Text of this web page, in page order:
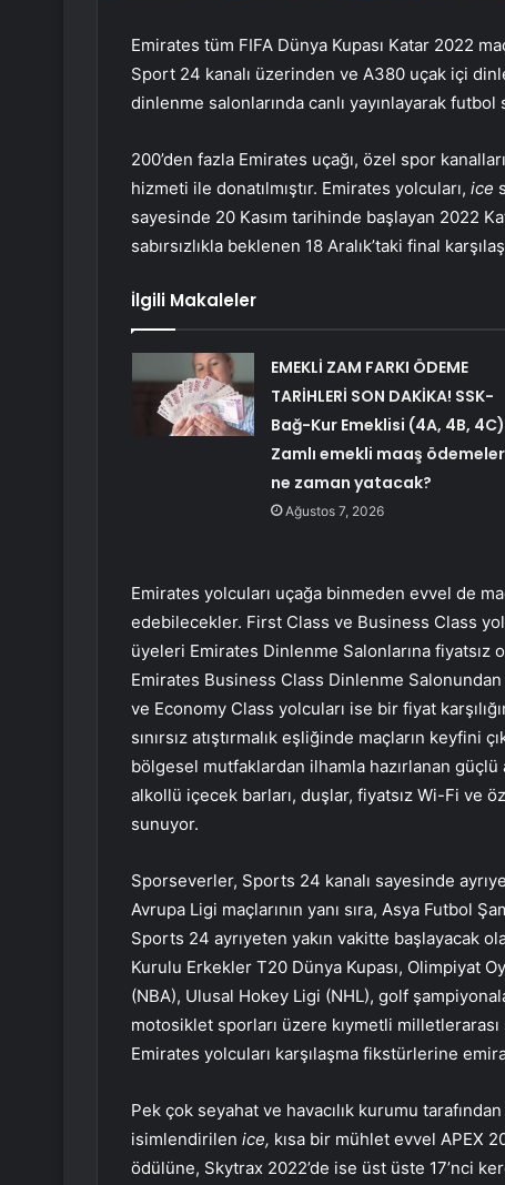
Emirates tüm FIFA Dünya Kupası Katar 2022
Sport 24 kanalı üzerinden ve A380 uçak içi
dinlenme salonlarında canlı yayınlayarak futbol
200’den fazla Emirates uçağı, özel spor
hizmeti ile donatılmıştır. Emirates yolcuları, ice
sayesinde 20 Kasım tarihinde başlayan 2022
sabırsızlıkla beklenen 18 Aralık’taki final
İlgili Makaleler
EMEKLİ ZAM FARKI ÖDEME
TARİHLERİ SON DAKİKA! SSK-
Bağ-Kur Emeklisi (4A, 4B, 4C)
Zamlı emekli maaş
ne zaman yatacak?
Ağustos 7, 2026
Emirates yolcuları uçağa binmeden evvel de
edebilecekler. First Class ve Business Class
üyeleri Emirates Dinlenme Salonlarına
Emirates Business Class Dinlenme
ve Economy Class yolcuları ise bir fiyat
sınırsız atıştırmalık eşliğinde maçların keyfini
bölgesel mutfaklardan ilhamla hazırlanan
alkollü içecek barları, duşlar, fiyatsız Wi-Fi ve
sunuyor.
Sporseverler, Sports 24 kanalı sayesinde
Avrupa Ligi maçlarının yanı sıra, Asya Futbol
Sports 24 ayrıyeten yakın vakitte başlayacak
Kurulu Erkekler T20 Dünya Kupası, Olimpiyat
(NBA), Ulusal Hokey Ligi (NHL), golf
motosiklet sporları üzere kıymetli
Emirates yolcuları karşılaşma fikstürlerine
Pek çok seyahat ve havacılık kurumu
isimlendirilen ice, kısa bir mühlet evvel APEX
ödülüne, Skytrax 2022’de ise üst üste 17’nci